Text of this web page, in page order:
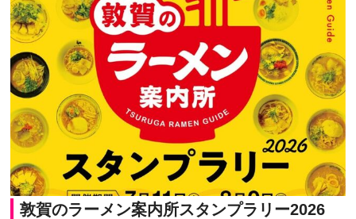
敦賀のラーメン案内所スタンプラリー2026